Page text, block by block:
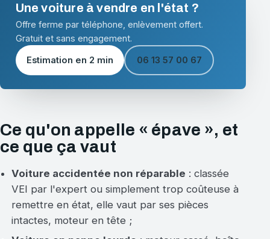
Une voiture à vendre en l'état ?
Offre ferme par téléphone, enlèvement offert.
Gratuit et sans engagement.
Estimation en 2 min 06 13 57 00 67
Ce qu'on appelle « épave », et
ce que ça vaut
Voiture accidentée non réparable : classée
VEI par l'expert ou simplement trop coûteuse à
remettre en état, elle vaut par ses pièces
intactes, moteur en tête ;